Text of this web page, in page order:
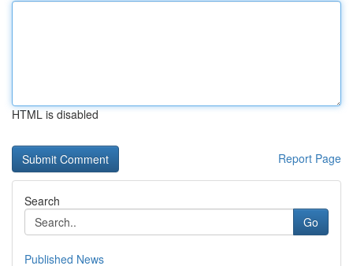
HTML is disabled
Report Page
Search
Go
Published News